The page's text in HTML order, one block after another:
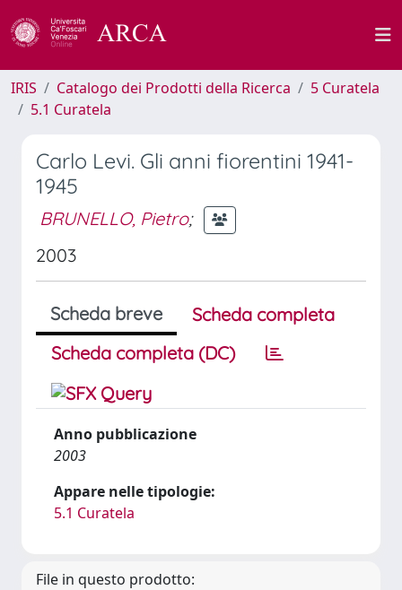
IRIS Catalogo dei Prodotti della Ricerca
5 Curatela
5.1 Curatela
Carlo Levi. Gli anni fiorentini 1941-
1945
BRUNELLO, Pietro;
2003
Scheda breve
Scheda completa
Scheda completa (DC)
Anno pubblicazione
2003
Appare nelle tipologie:
5.1 Curatela
File in questo prodotto: